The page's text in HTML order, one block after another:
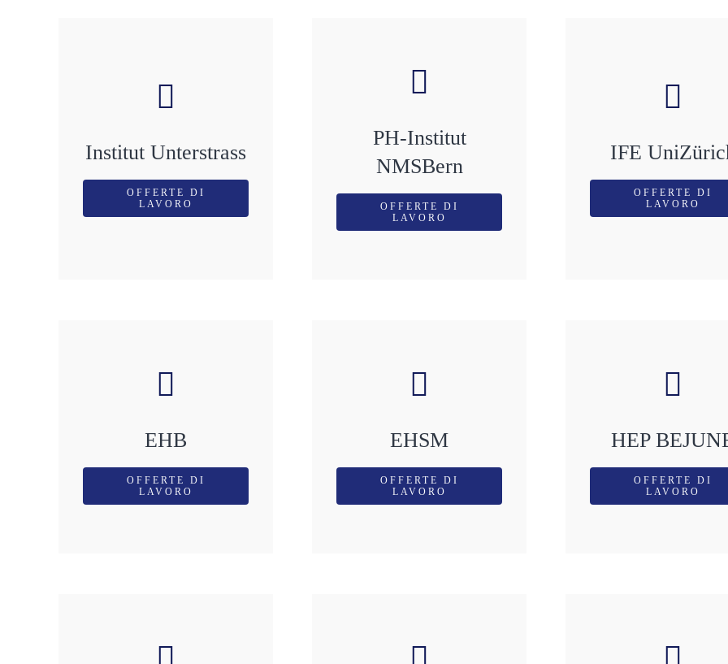
Institut Unterstrass
OFFERTE DI
LAVORO
PH-Institut
NMSBern
OFFERTE DI
LAVORO
IFE
OFFERTE DI
LAVORO
EHB
OFFERTE DI
LAVORO
EHSM
OFFERTE DI
LAVORO
HEP
OFFERTE DI
LAVORO